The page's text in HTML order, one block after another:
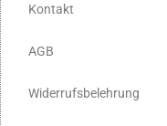
Kontakt
AGB
Widerrufsbelehrung